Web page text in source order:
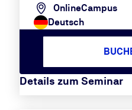
OnlineCampus
Deutsch
Details zum Seminar